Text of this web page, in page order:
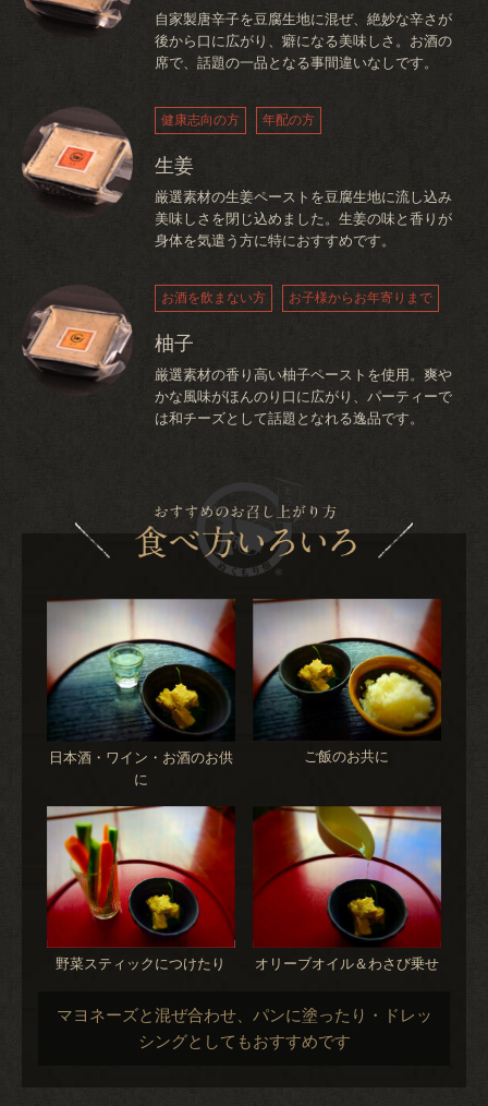
自家製唐辛子を豆腐生地に混ぜ、絶妙な辛さが
後から口に広がり、癖になる美味しさ。お酒の
席で、話題の一品となる事間違いなしです。
健康志向の方 年配の方
生姜
厳選素材の生姜ペーストを豆腐生地に流し込み
美味しさを閉じ込めました。生姜の味と香りが
身体を気遣う方に特におすすめです。
お酒を飲まない方 お子様からお年寄りまで
柚子
厳選素材の香り高い柚子ペーストを使用。爽や
かな風味がほんのり口に広がり、パーティーで
は和チーズとして話題となれる逸品です。
日本酒・ワイン・お酒のお供
に
ご飯のお共に
野菜スティックにつけたり オリーブオイル＆わさび乗せ
マヨネーズと混ぜ合わせ、パンに塗ったり・ドレッ
シングとしてもおすすめです